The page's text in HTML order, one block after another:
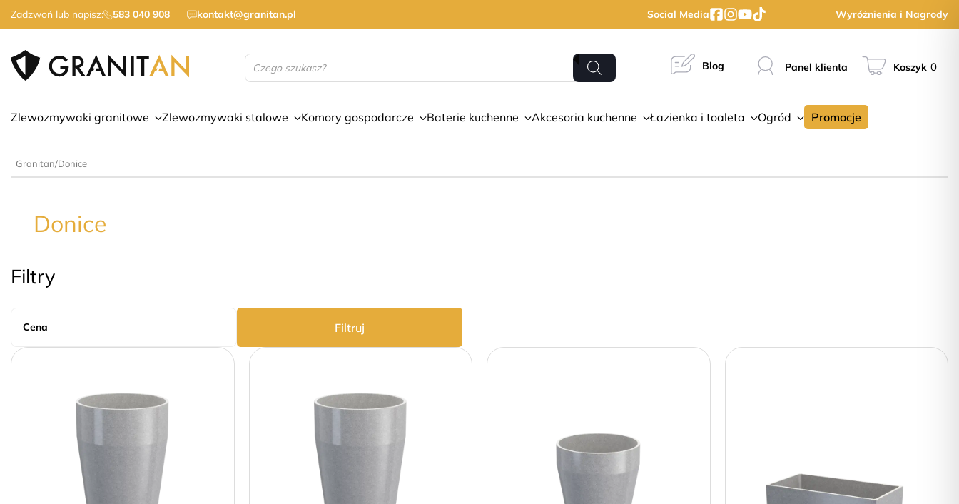
Zadzwoń lub napisz: 583 040 908 kontakt@granitan.pl Social Media Wyróżnienia i Nagrody
Wyszukiwarka
produktów Blog Panel klienta Koszyk 0
Zlewozmywaki granitowe Zlewozmywaki stalowe Komory gospodarcze Baterie kuchenne Akcesoria kuchenne Łazienka i toaleta Ogród Promocje
Granitan/Donice
Donice
Filtry
Cena Filtruj